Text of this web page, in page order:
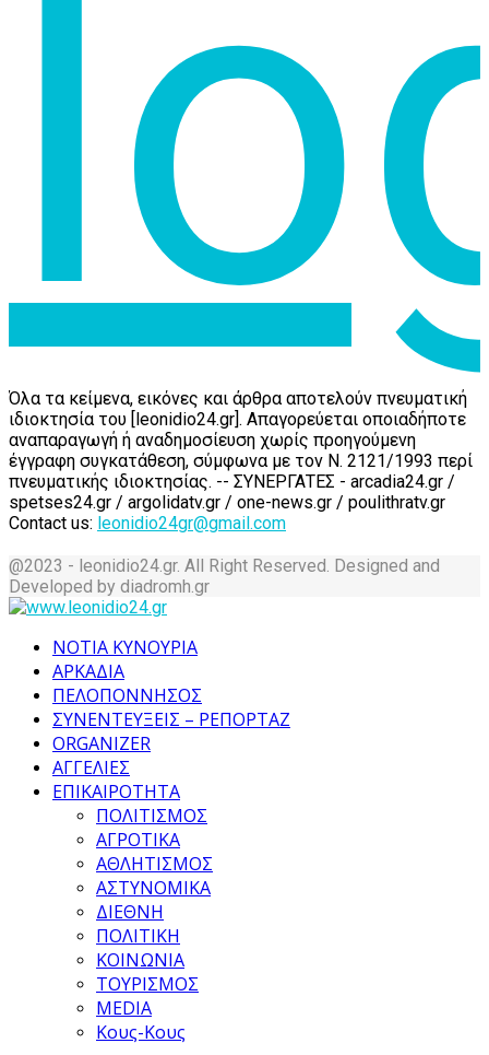
Όλα τα κείμενα, εικόνες και άρθρα αποτελούν πνευματική
ιδιοκτησία του [leonidio24.gr]. Απαγορεύεται οποιαδήποτε
αναπαραγωγή ή αναδημοσίευση χωρίς προηγούμενη
έγγραφη συγκατάθεση, σύμφωνα με τον Ν. 2121/1993 περί
πνευματικής ιδιοκτησίας. -- ΣΥΝΕΡΓΑΤΕΣ - arcadia24.gr /
spetses24.gr / argolidatv.gr / one-news.gr / poulithratv.gr
Contact us: leonidio24gr@gmail.com
@2023 - leonidio24.gr. All Right Reserved. Designed and
Developed by diadromh.gr
ΝΟΤΙΑ ΚΥΝΟΥΡΙΑ
ΑΡΚΑΔΙΑ
ΠΕΛΟΠΟΝΝΗΣΟΣ
ΣΥΝΕΝΤΕΥΞΕΙΣ – ΡΕΠΟΡΤΑΖ
ORGANIZER
ΑΓΓΕΛΙΕΣ
ΕΠΙΚΑΙΡΟΤΗΤΑ
ΠΟΛΙΤΙΣΜΟΣ
ΑΓΡΟΤΙΚΑ
ΑΘΛΗΤΙΣΜΟΣ
ΑΣΤΥΝΟΜΙΚΑ
ΔΙΕΘΝΗ
ΠΟΛΙΤΙΚΗ
ΚΟΙΝΩΝΙΑ
ΤΟΥΡΙΣΜΟΣ
MEDIA
Κους-Κους